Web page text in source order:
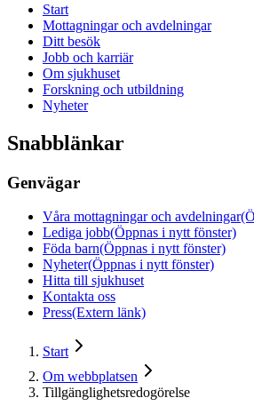
Start
Mottagningar och avdelningar
Ditt besök
Jobb och karriär
Om sjukhuset
Forskning och utbildning
Nyheter
Snabblänkar
Genvägar
Våra mottagningar och avdelningar
Lediga jobb(Öppnas i nytt fönster)
Föda barn(Öppnas i nytt fönster)
Nyheter(Öppnas i nytt fönster)
Hitta till sjukhuset
Kontakta oss
Press(Extern länk)
Start
Om webbplatsen
Tillgänglighetsredogörelse